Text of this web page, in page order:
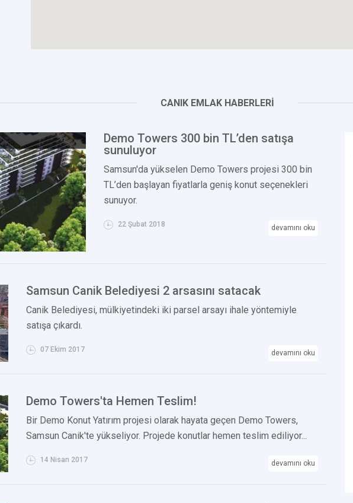
CANIK EMLAK HABERLERİ
Demo Towers 300 bin TL’den satışa
sunuluyor
Samsun'da yükselen Demo Towers projesi 300 bin
TL’den başlayan fiyatlarla geniş konut seçenekleri
sunuyor.
22 Şubat 2018 devamını oku
Samsun Canik Belediyesi 2 arsasını satacak
Canik Belediyesi, mülkiyetindeki iki parsel arsayı ihale yöntemiyle
satışa çıkardı.
07 Ekim 2017 devamını oku
Demo Towers'ta Hemen Teslim!
Bir Demo Konut Yatırım projesi olarak hayata geçen Demo Towers,
Samsun Canik'te yükseliyor. Projede konutlar hemen teslim ediliyor...
14 Nisan 2017 devamını oku